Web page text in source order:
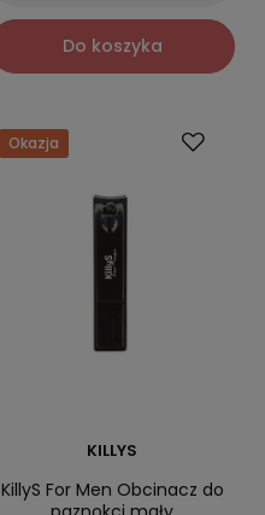
Do koszyka
Okazja
KILLYS
KillyS For Men Obcinacz do